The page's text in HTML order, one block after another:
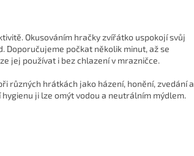
Okusováním hračky zvířátko uspokojí svůj
Doporučujeme počkat několik minut, až se
jej používat i bez chlazení v mrazničce.
různých hrátkách jako házení, honění, zvedání a
ji lze omýt vodou a neutrálním mýdlem.